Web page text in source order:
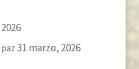
31 marzo, 2026